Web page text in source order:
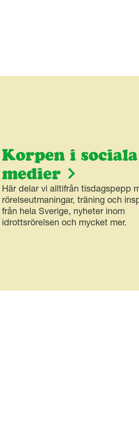
Korpen i sociala
medier
Här delar vi alltifrån tisdagspepp
rörelseutmaningar, träning och
från hela Sverige, nyheter inom
idrottsrörelsen och mycket mer.